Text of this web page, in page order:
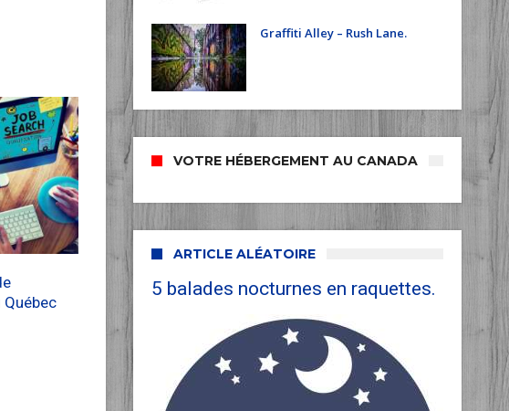
Québec
Graffiti Alley – Rush Lane.
VOTRE HÉBERGEMENT AU CANADA
ARTICLE ALÉATOIRE
5 balades nocturnes en raquettes.